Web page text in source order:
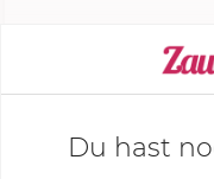
Du hast